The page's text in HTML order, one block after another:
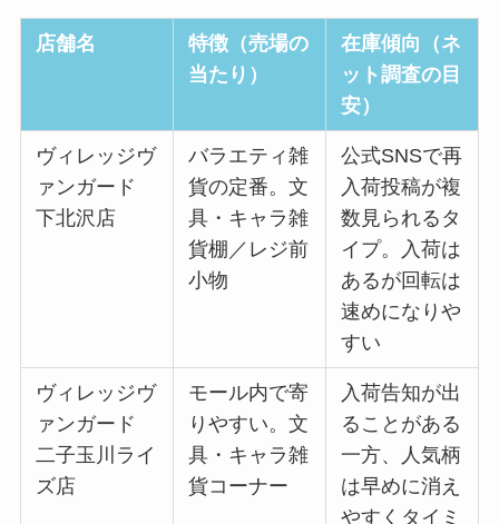
店舗名
特徴（売場の
当たり）
在庫傾向（ネ
ット調査の目
安）
ヴィレッジヴ
ァンガード
下北沢店
バラエティ雑
貨の定番。文
具・キャラ雑
貨棚／レジ前
小物
公式SNSで再
入荷投稿が複
数見られるタ
イプ。入荷は
あるが回転は
速めになりや
すい
ヴィレッジヴ
ァンガード
二子玉川ライ
ズ店
モール内で寄
りやすい。文
具・キャラ雑
貨コーナー
入荷告知が出
ることがある
一方、人気柄
は早めに消え
やすくタイミ